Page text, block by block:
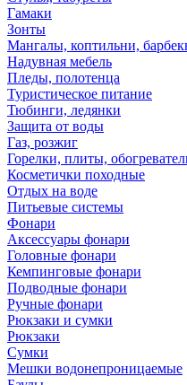
Гамаки
Зонты
Мангалы, коптильни,
Надувная мебель
Пледы, полотенца
Туристическое питание
Тюбинги, ледянки
Защита от воды
Газ, розжиг
Горелки, плиты,
Косметички походные
Отдых на воде
Питьевые системы
Фонари
Аксессуары фонари
Головные фонари
Кемпинговые фонари
Подводные фонари
Ручные фонари
Рюкзаки и сумки
Рюкзаки
Сумки
Мешки водонепроницаемые